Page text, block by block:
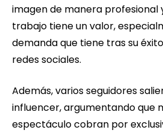
imagen de manera profesional
trabajo tiene un valor,
demanda que tiene tras su
redes sociales.
Además, varios seguidores
influencer, argumentando que
espectáculo cobran por